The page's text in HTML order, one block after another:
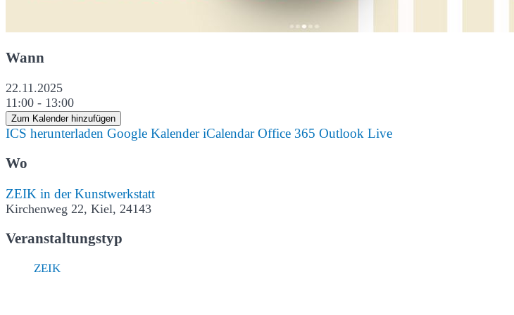
Wann
22.11.2025
11:00 - 13:00
Zum Kalender hinzufügen
ICS herunterladen Google Kalender iCalendar Office 365 Outlook Live
Wo
ZEIK in der Kunstwerkstatt
Kirchenweg 22, Kiel, 24143
Veranstaltungstyp
ZEIK